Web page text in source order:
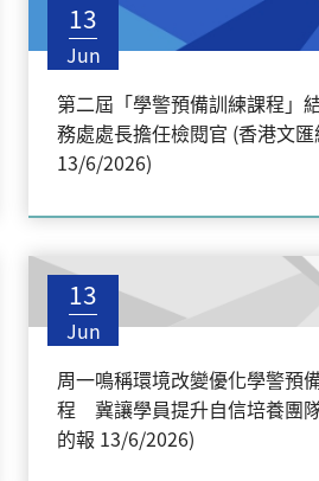
13
Jun
第二屆「學警預備訓練課程」
務處處長擔任檢閱官 (香港文匯
13/6/2026)
13
Jun
周一鳴稱環境改變優化學警預
程 冀讓學員提升自信培養團
的報 13/6/2026)